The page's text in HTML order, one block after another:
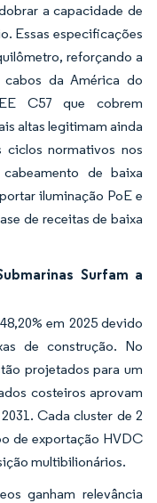
a capacidade de
Essas especificações
reforçando a
da América do
C57 que cobrem
altas legitimam ainda
ciclos normativos nos
de baixa
iluminação PoE e
de receitas de baixa
Surfam a
em 2025 devido
de construção. No
projetados para um
costeiros aprovam
Cada cluster de 2
de exportação HVDC
multibilionários.
ganham relevância